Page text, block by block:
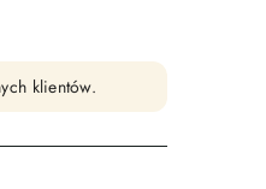
klientów.